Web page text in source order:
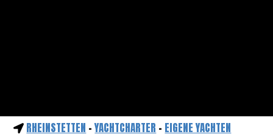
RHEINSTETTEN -YACHTCHARTER - EIGENE YACHTEN